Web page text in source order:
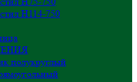
Н114-750
полукруглый